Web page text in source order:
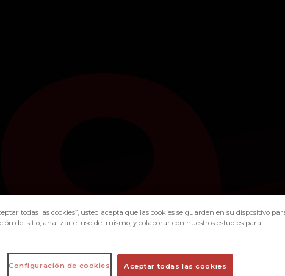
todas las cookies”, usted acepta que las cookies se guarden en su dispositivo
del sitio, analizar el uso del mismo, y colaborar con nuestros estudios para
Aceptar todas las cookies
Configuración de cookies